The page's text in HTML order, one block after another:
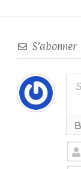
S’abonner